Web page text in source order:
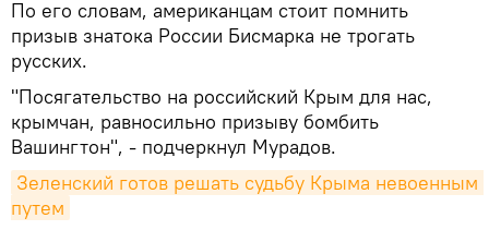
По его словам, американцам стоит помнить
призыв знатока России Бисмарка не трогать
русских.
"Посягательство на российский Крым для нас,
крымчан, равносильно призыву бомбить
Вашингтон", - подчеркнул Мурадов.
Зеленский готов решать судьбу Крыма невоенным
путем